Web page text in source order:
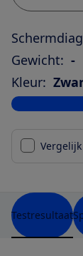
Gewicht: -
Kleur:
Bekijk alle
Testresultaat